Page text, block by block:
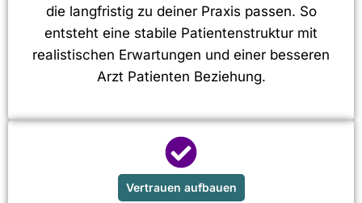
die langfristig zu deiner Praxis passen. So
entsteht eine stabile Patientenstruktur mit
realistischen Erwartungen und einer besseren
Arzt Patienten Beziehung.
Vertrauen aufbauen